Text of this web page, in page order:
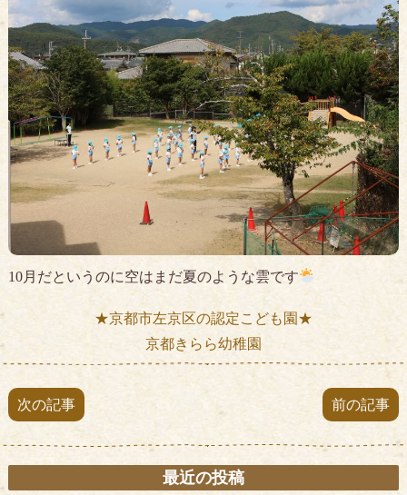
10月だというのに空はまだ夏のような雲です
★京都市左京区の認定こども園★
京都きらら幼稚園
次の記事 前の記事
最近の投稿